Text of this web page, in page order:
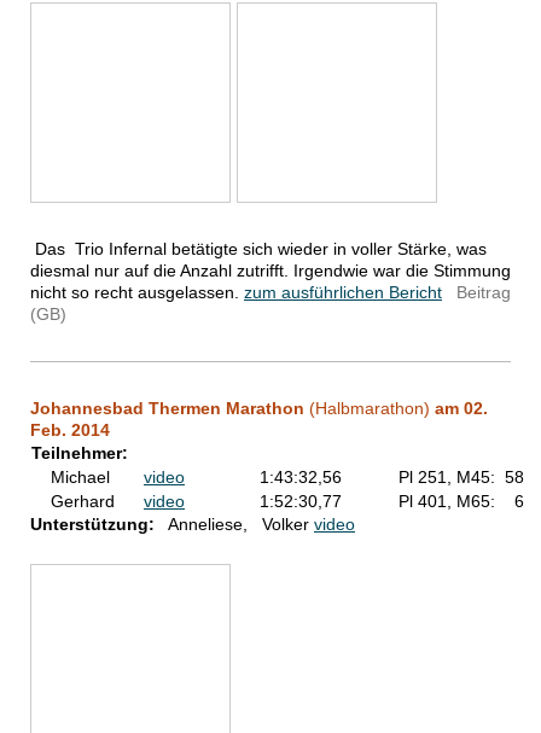
Das Trio Infernal betätigte sich wieder in voller Stärke, was
diesmal nur auf die Anzahl zutrifft. Irgendwie war die Stimmung
nicht so recht ausgelassen. zum ausführlichen Bericht Beitrag
(GB)
Johannesbad Thermen Marathon (Halbmarathon) am 02.
Feb. 2014
Teilnehmer:
Michael video 1:43:32,56
Pl 251, M45: 58
Gerhard video 1:52:30,77
Pl 401, M65: 6
Unterstützung: Anneliese, Volker video